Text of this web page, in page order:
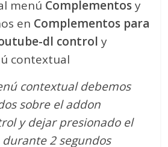
menú Complementosy
en Complementos para
dl control y
contextual
contextual debemos
sobre el addon
y dejar presionado el
2 segundos